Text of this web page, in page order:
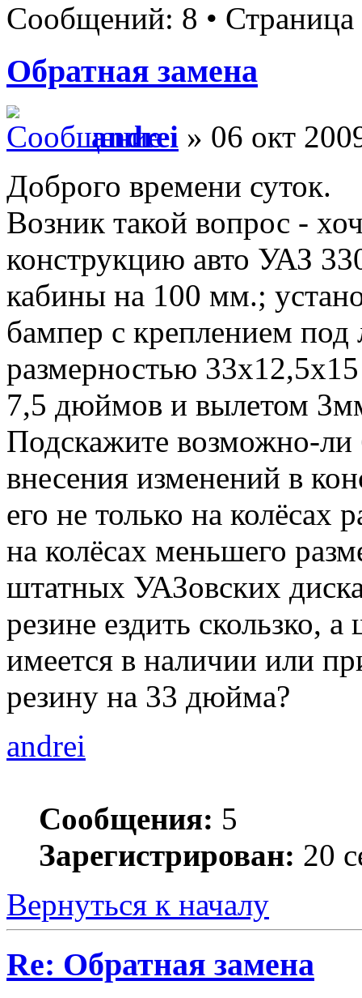
Сообщений: 8 • Страница
Обратная замена
andrei » 06 окт
Доброго времени суток.
Возник такой вопрос -
конструкцию авто УАЗ
кабины на 100 мм.;
бампер с креплением под
размерностью
7,5 дюймов и вылетом
Подскажите возможно-ли
внесения изменений в
его не только на
на колёсах меньшего
штатных УАЗовских
резине ездить скользко,
имеется в наличии или
резину на 33 дюйма?
andrei
Сообщения: 5
Зарегистрирован: 20
Вернуться к началу
Re: Обратная замена